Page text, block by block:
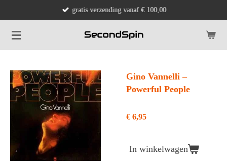
naar
de
gratis verzending vanaf € 100,00
Gino Vannelli ‎–
Powerful People
€ 6,95
In winkelwagen